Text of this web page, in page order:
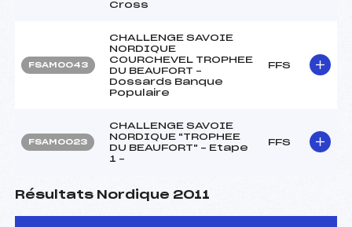
Cross
FSAM0043
CHALLENGE SAVOIE
NORDIQUE
COURCHEVEL TROPHEE
DU BEAUFORT –
Dossards Banque
Populaire
FFS
FSAM0023
CHALLENGE SAVOIE
NORDIQUE "TROPHEE
DU BEAUFORT" – Etape
1 –
FFS
Résultats Nordique 2011